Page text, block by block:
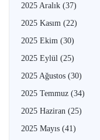
2025 Aralık (37)
2025 Kasım (22)
2025 Ekim (30)
2025 Eylül (25)
2025 Ağustos (30)
2025 Temmuz (34)
2025 Haziran (25)
2025 Mayıs (41)